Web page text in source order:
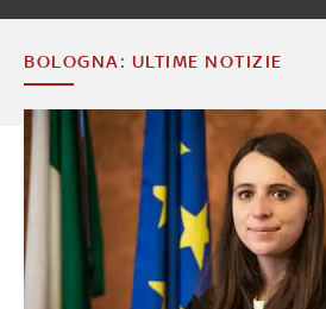
BOLOGNA: ULTIME NOTIZIE